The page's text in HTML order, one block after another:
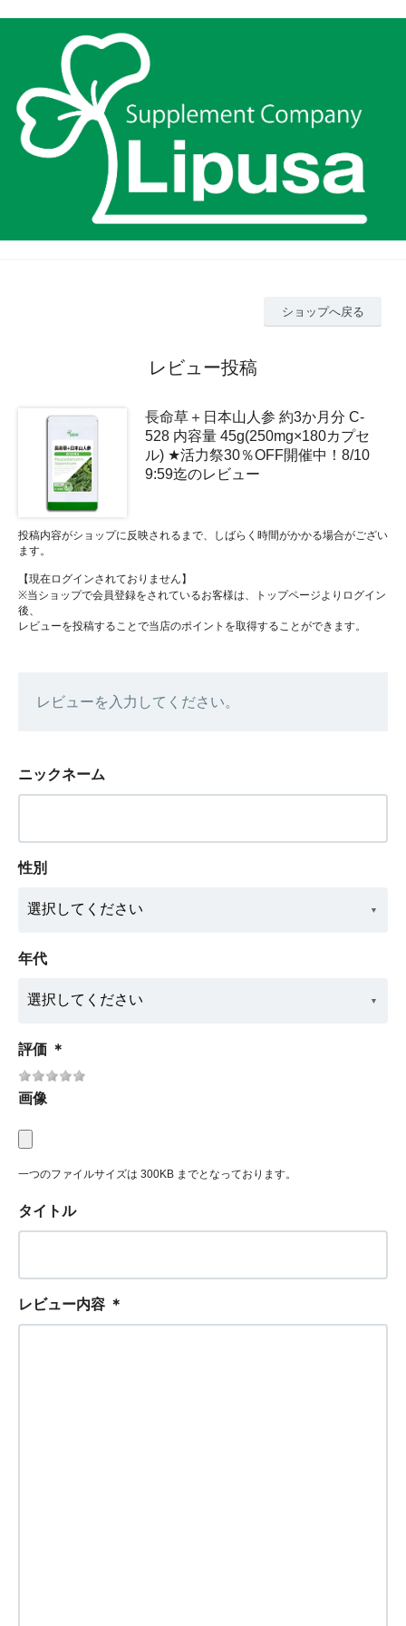
ショップへ戻る
レビュー投稿
長命草＋日本山人参 約3か月分 C-
528 内容量 45g(250mg×180カプセ
ル) ★活力祭30％OFF開催中！8/10
9:59迄のレビュー
投稿内容がショップに反映されるまで、しばらく時間がかかる場合がござい
ます。
【現在ログインされておりません】
※当ショップで会員登録をされているお客様は、トップページよりログイン
後、
レビューを投稿することで当店のポイントを取得することができます。
レビューを入力してください。
ニックネーム
性別
年代
評価 ＊
画像
一つのファイルサイズは 300KB までとなっております。
タイトル
レビュー内容 ＊